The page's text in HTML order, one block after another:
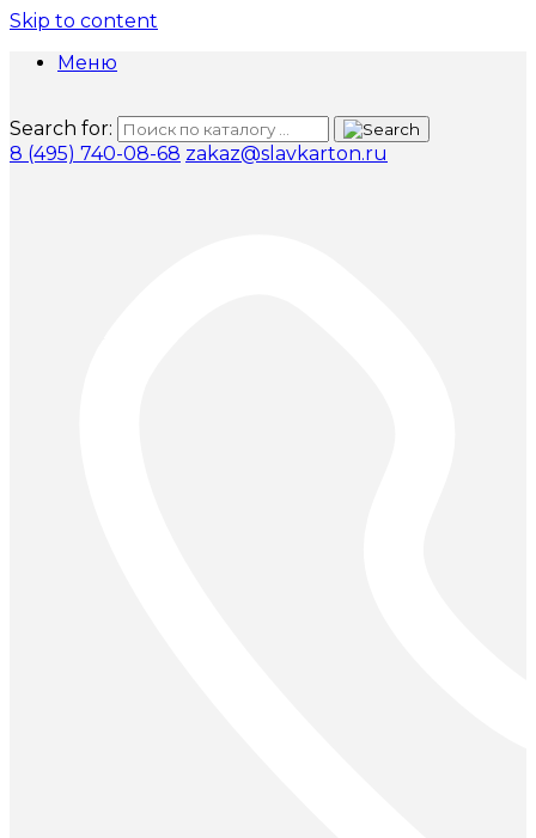
Skip to content
Меню
Search for:
8 (495) 740-08-68 zakaz@slavkarton.ru